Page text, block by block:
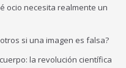
ocio necesita realmente un
si una imagen es falsa?
la revolución científica